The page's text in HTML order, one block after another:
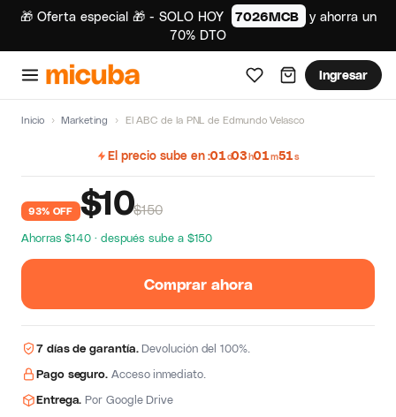
🎁 Oferta especial 🎁 - SOLO HOY 7026MCB
y ahorra un
70% DTO
Ingresar
Inicio › Marketing › El ABC de la PNL de Edmundo Velasco
El precio sube en 01d03h01m50s
93% OFF $10$150
Ahorras $140 · después sube a $150
Comprar ahora
7 días de garantía.Devolución del 100%.
Pago seguro. Acceso inmediato.
Entrega. Por Google Drive